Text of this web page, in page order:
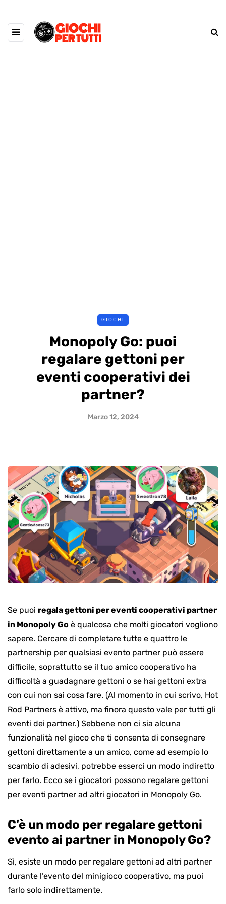
GIOCHI
Monopoly Go: puoi
regalare gettoni per
eventi cooperativi dei
partner?
Marzo 12, 2024
Se puoi regala gettoni per eventi cooperativi partner
in Monopoly Go è qualcosa che molti giocatori vogliono
sapere. Cercare di completare tutte e quattro le
partnership per qualsiasi evento partner può essere
difficile, soprattutto se il tuo amico cooperativo ha
difficoltà a guadagnare gettoni o se hai gettoni extra
con cui non sai cosa fare. (Al momento in cui scrivo, Hot
Rod Partners è attivo, ma finora questo vale per tutti gli
eventi dei partner.) Sebbene non ci sia alcuna
funzionalità nel gioco che ti consenta di consegnare
gettoni direttamente a un amico, come ad esempio lo
scambio di adesivi, potrebbe esserci un modo indiretto
per farlo. Ecco se i giocatori possono regalare gettoni
per eventi partner ad altri giocatori in Monopoly Go.
C’è un modo per regalare gettoni
evento ai partner in Monopoly Go?
Sì, esiste un modo per regalare gettoni ad altri partner
durante l’evento del minigioco cooperativo, ma puoi
farlo solo indirettamente.